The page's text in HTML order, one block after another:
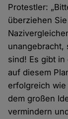
Protestler:
überziehen
unangebracht,
sind! Es gibt
auf diesem
erfolgreich wie
dem großen
vermindern